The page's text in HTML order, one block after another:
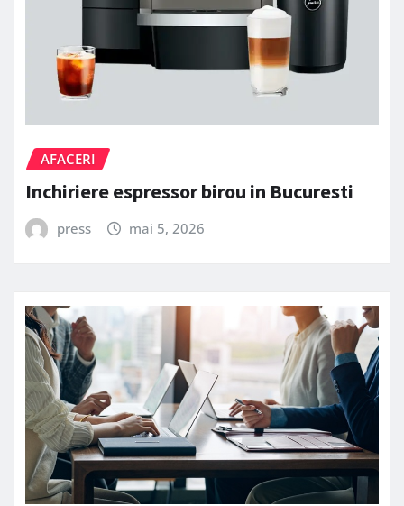
AFACERI
Inchiriere espressor birou in Bucuresti
press mai 5, 2026